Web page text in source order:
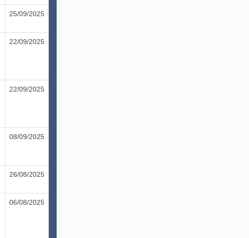
25/09/2025
22/09/2025
22/09/2025
08/09/2025
26/08/2025
06/08/2025